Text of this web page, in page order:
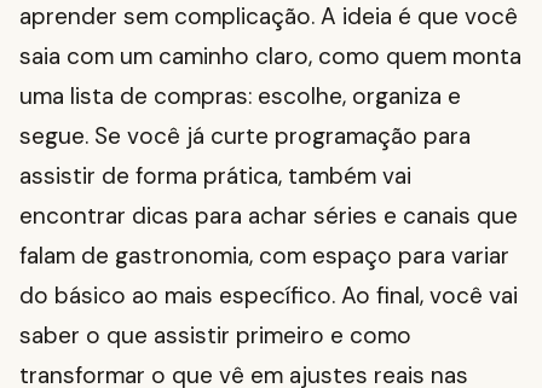
aprender sem complicação. A ideia é que você
saia com um caminho claro, como quem monta
uma lista de compras: escolhe, organiza e
segue. Se você já curte programação para
assistir de forma prática, também vai
encontrar dicas para achar séries e canais que
falam de gastronomia, com espaço para variar
do básico ao mais específico. Ao final, você vai
saber o que assistir primeiro e como
transformar o que vê em ajustes reais nas